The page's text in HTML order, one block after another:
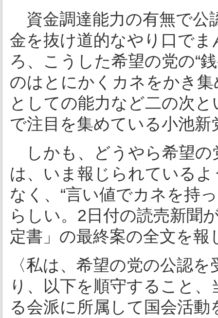
資金調達能力の有無で公
金を抜け道的なやり口で
ろ、こうした希望の党の“
のはとにかくカネをかき
としての能力など二の次
で注目を集めている小池
しかも、どうやら希望の
は、いま報じられている
なく、“言い値でカネを持
らしい。2日付の読売新聞
定書」の最終案の全文を報
〈私は、希望の党の公認
り、以下を順守すること
る会派に所属して国会活